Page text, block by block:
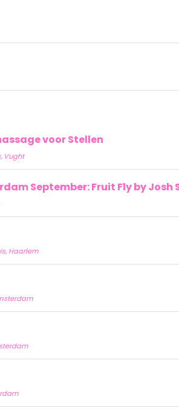
voor Stellen
Vught
September: Fruit Fly by Josh
Haarlem